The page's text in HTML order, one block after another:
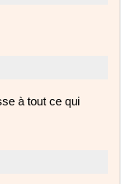
à tout ce qui